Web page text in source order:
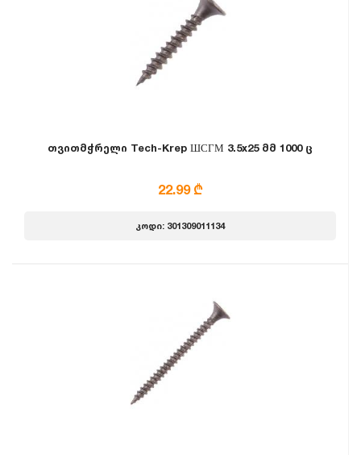
თვითმჭრელი Tech-Krep ШСГМ 3.5x25 მმ 1000 ც
22.99 ₾
კოდი: 301309011134